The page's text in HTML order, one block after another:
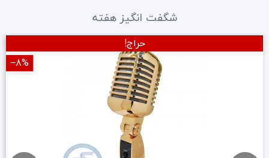
شگفت انگیز هفته
حراج!
‎−8%